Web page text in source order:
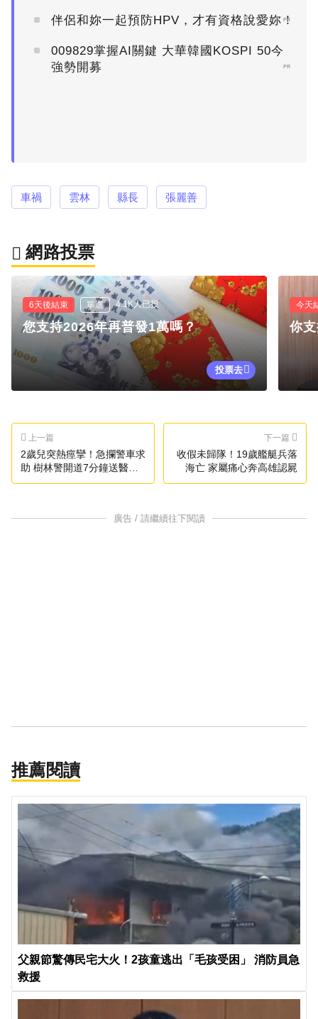
伴侶和妳一起預防HPV，才有資格說愛妳！
PR
009829掌握AI關鍵 大華韓國KOSPI 50今
強勢開募
PR
車禍 雲林 縣長 張麗善
網路投票
6天後結束 單選 4.1K人已投
您支持2026年再普發1萬嗎？
投票去
今天
你
上一篇
2歲兒突熱痙攣！急攔警車求
助 樹林警開道7分鐘送醫搶
命
下一篇
收假未歸隊！19歲艦艇兵落
海亡 家屬痛心奔高雄認屍
廣告 / 請繼續往下閱讀
推薦閱讀
父親節驚傳民宅大火！2孩童逃出「毛孩受困」 消防員急
救援